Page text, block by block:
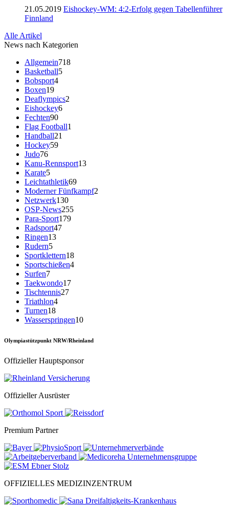
21.05.2019 Eishockey-WM: 4:2-Erfolg gegen Tabellenführer
Finnland
Alle Artikel
News nach Kategorien
Allgemein718
Basketball5
Bobsport4
Boxen19
Deaflympics2
Eishockey6
Fechten90
Flag Football1
Handball21
Hockey59
Judo76
Kanu-Rennsport13
Karate5
Leichtathletik69
Moderner Fünfkampf2
Netzwerk130
OSP-News255
Para-Sport179
Radsport47
Ringen13
Rudern5
Sportklettern18
Sportschießen4
Surfen7
Taekwondo17
Tischtennis27
Triathlon4
Turnen18
Wasserspringen10
Olympiastützpunkt NRW/Rheinland
Offizieller Hauptsponsor
Offizieller Ausrüster
Premium Partner
OFFIZIELLES MEDIZINZENTRUM